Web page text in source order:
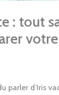
: tout
parler d’Iris